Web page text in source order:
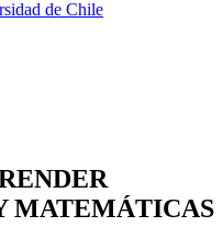
MATEMÁTICAS